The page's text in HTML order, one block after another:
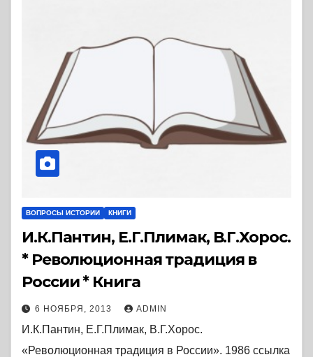
ВОПРОСЫ ИСТОРИИ КНИГИ
И.К.Пантин, Е.Г.Плимак, В.Г.Хорос.
* Революционная традиция в
России * Книга
6 НОЯБРЯ, 2013 ADMIN
И.К.Пантин, Е.Г.Плимак, В.Г.Хорос.
«Революционная традиция в России». 1986 ссылка